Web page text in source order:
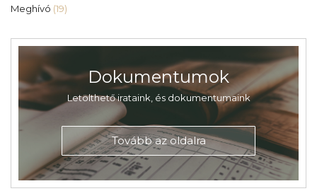
Meghívó (19)
Dokumentumok
Letölthető irataink, és dokumentumaink
Tovább az oldalra